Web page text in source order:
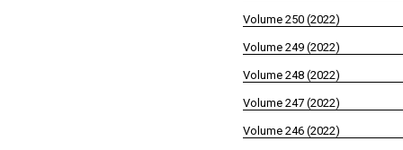
Volume 250 (2022)
Volume 249 (2022)
Volume 248 (2022)
Volume 247 (2022)
Volume 246 (2022)